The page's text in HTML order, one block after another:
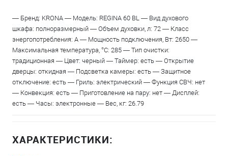
— Бренд: KRONA — Модель: REGINA 60 BL — Вид духового
шкафа: полноразмерный — Объем духовки, л: 72 — Класс
энергопотребления: A — Мощность подключения, Вт: 2650 —
Максимальная температура, °С: 285 — Тип очистки:
традиционная — Цвет: черный — Таймер: есть — Открытие
дверцы: откидная — Подсветка камеры: есть — Защитное
отключение: есть — Гриль: электрический — Функция СВЧ: нет
— Конвекция: есть — Приготовление на пару: нет — Дисплей:
есть — Часы: электронные — Вес, кг: 26.79
ХАРАКТЕРИСТИКИ: